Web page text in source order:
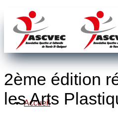
Accueil
2ème édition
les Arts